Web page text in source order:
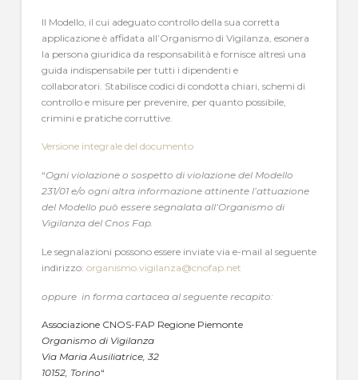
Il Modello, il cui adeguato controllo della sua corretta
applicazione è affidata all’Organismo di Vigilanza, esonera
la persona giuridica da responsabilità e fornisce altresì una
guida indispensabile per tutti i dipendenti e
collaboratori. Stabilisce codici di condotta chiari, schemi di
controllo e misure per prevenire, per quanto possibile,
crimini e pratiche corruttive.
Versione integrale del documento
“Ogni violazione o sospetto di violazione del Modello
231/01 e/o ogni altra informazione attinente l’attuazione
del Modello può essere segnalata all’Organismo di
Vigilanza del Cnos Fap.
Le segnalazioni possono essere inviate via e-mail al seguente
indirizzo: organismo.vigilanza@cnofap.net
oppure in forma cartacea al seguente recapito:
Associazione CNOS-FAP Regione Piemonte
Organismo di Vigilanza
Via Maria Ausiliatrice, 32
10152, Torino“